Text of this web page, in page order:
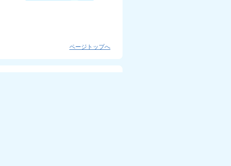
ページトップへ